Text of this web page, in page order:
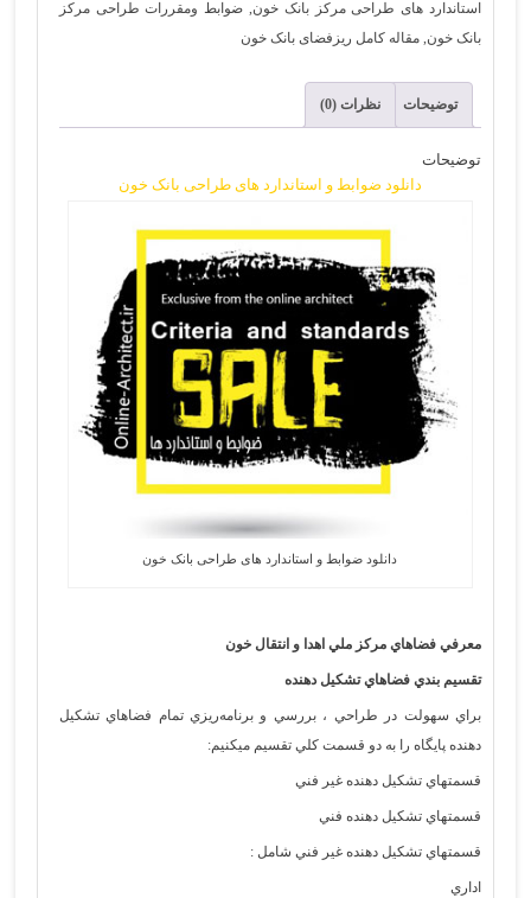
بانک
خون
استاندارد های طراحی مرکز بانک خون, ضوابط ومقررات طراحی مرکز
بانک خون,مقاله کامل ریزفضای بانک خون
توضیحات نظرات (0)
توضیحات
دانلود ضوابط و استاندارد های طراحی بانک خون
دانلود ضوابط و استاندارد های طراحی بانک خون
معرفي فضاهاي مركز ملي اهدا و انتقال خون
تقسيم بندي فضاهاي تشكيل دهنده
براي سهولت در طراحي ، بررسي و برنامه‌ريزي تمام فضاهاي تشكيل
دهنده پايگاه را به دو قسمت كلي تقسيم ميكنيم:
قسمتهاي تشكيل دهنده غير فني
قسمتهاي تشكيل دهنده فني
قسمتهاي تشكيل دهنده غير فني شامل :
اداري